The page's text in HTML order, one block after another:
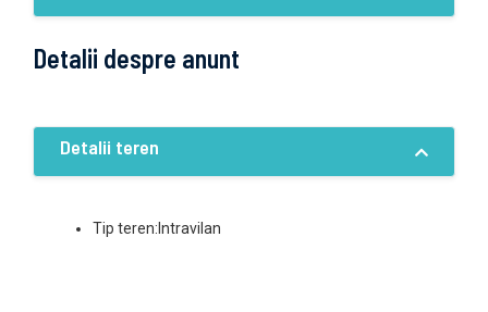
Detalii despre anunt
Detalii teren
Tip teren:Intravilan